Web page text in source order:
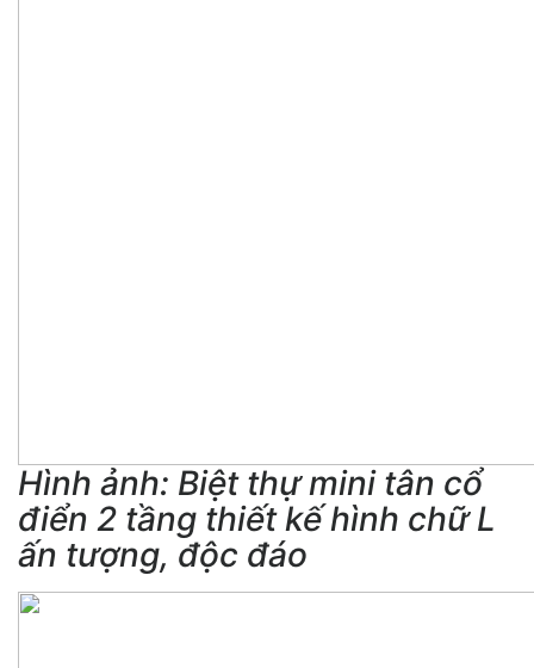
Hình ảnh: Biệt thự mini tân cổ
điển 2 tầng thiết kế hình chữ L
ấn tượng, độc đáo